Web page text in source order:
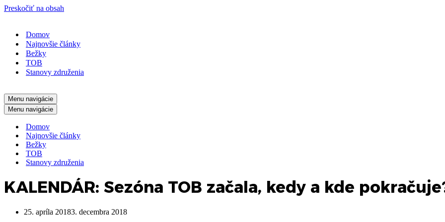
Preskočiť na obsah
Domov
Najnovšie články
Bežky
TOB
Stanovy združenia
Menu navigácie
Menu navigácie
Domov
Najnovšie články
Bežky
TOB
Stanovy združenia
KALENDÁR: Sezóna TOB začala, kedy a kde
25. apríla 20183. decembra 2018